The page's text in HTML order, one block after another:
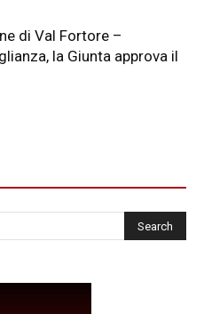
di Val Fortore –
la Giunta approva il